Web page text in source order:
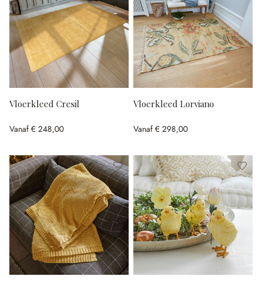
Vloerkleed Cresil
Vanaf € 248,00
Vloerkleed Lorviano
Vanaf € 298,00